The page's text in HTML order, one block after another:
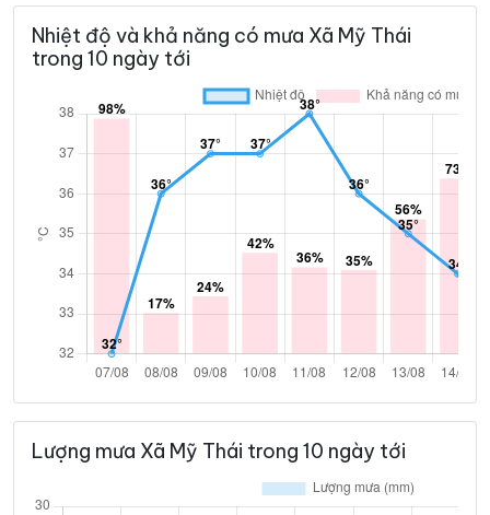
Nhiệt độ và khả năng có mưa Xã Mỹ Thái
trong 10 ngày tới
Lượng mưa Xã Mỹ Thái trong 10 ngày tới